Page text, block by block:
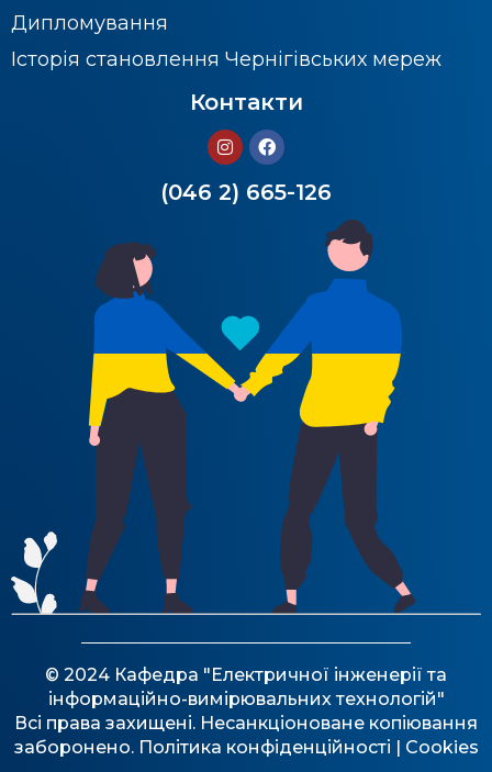
Дипломування
Історія становлення Чернігівських мереж
Контакти
(046 2) 665-126
© 2024 Кафедра "Електричної інженерії та
інформаційно-вимірювальних технологій"
Всі права захищені. Несанкціоноване копіювання
заборонено. Політика конфіденційності | Cookies